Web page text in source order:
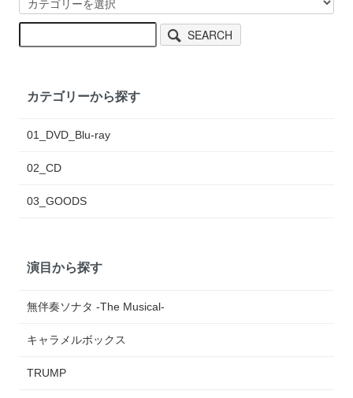
SEARCH
カテゴリーから探す
01_DVD_Blu-ray
02_CD
03_GOODS
演目から探す
無伴奏ソナタ -The Musical-
キャラメルボックス
TRUMP